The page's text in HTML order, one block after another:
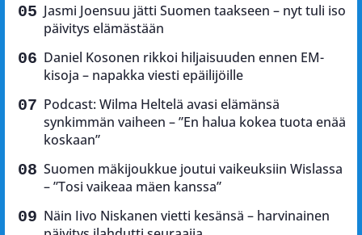
Jasmi Joensuu jätti Suomen taakseen – nyt tuli iso
päivitys elämästään
Daniel Kosonen rikkoi hiljaisuuden ennen EM-
kisoja – napakka viesti epäilijöille
Podcast: Wilma Heltelä avasi elämänsä
synkimmän vaiheen – ”En halua kokea tuota enää
koskaan”
Suomen mäkijoukkue joutui vaikeuksiin Wislassa
– ”Tosi vaikeaa mäen kanssa”
Näin Iivo Niskanen vietti kesänsä – harvinainen